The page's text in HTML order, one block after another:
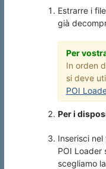
Estrarre i
già
Per
In orden
si deve
POI
Per i
Inserisci
POI Loader
scegliamo